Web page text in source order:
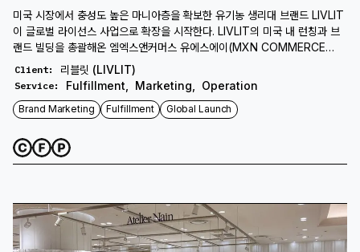
미국 시장에서 충성도 높은 마니아층을 확보한 유기농 생리대 브랜드 LIVLIT
이 글로벌 라이선스 사업으로 확장을 시작한다. LIVLIT의 미국 내 런칭과 브
랜드 빌딩을 총괄해온 엠엑스앤커머스 유에스에이(MXN COMMERCE
USA)는 그 첫 프로젝트인 Livlit KR을 파트너사들과 함께 준비하며, 브랜드
IP 관리부터 한국 시장 런칭까지 전 과정을 주도한다.
Client: 리블릿 (LIVLIT)
Service: Fulfillment Marketing Operation
Brand Marketing Fulfillment Global Launch